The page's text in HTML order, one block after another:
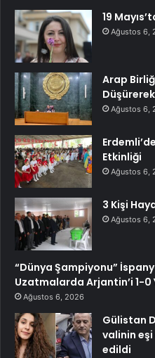
19
Ağustos 6,
Arap
Ağustos 6,
Etkinliği
Ağustos 6,
3 Kişi
Ağustos 6,
“Dünya Şampiyonu”
Uzatmalarda Arjantin’i 1-0
Ağustos 6, 2026
Gülistan
valinin
edildi